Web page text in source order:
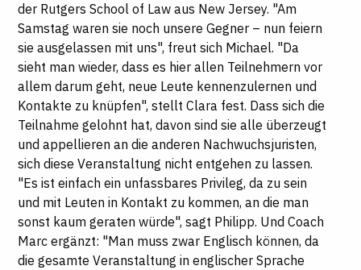
der Rutgers School of Law aus New Jersey. "Am
Samstag waren sie noch unsere Gegner – nun feiern
sie ausgelassen mit uns", freut sich Michael. "Da
sieht man wieder, dass es hier allen Teilnehmern vor
allem darum geht, neue Leute kennenzulernen und
Kontakte zu knüpfen", stellt Clara fest. Dass sich die
Teilnahme gelohnt hat, davon sind sie alle überzeugt
und appellieren an die anderen Nachwuchsjuristen,
sich diese Veranstaltung nicht entgehen zu lassen.
"Es ist einfach ein unfassbares Privileg, da zu sein
und mit Leuten in Kontakt zu kommen, an die man
sonst kaum geraten würde", sagt Philipp. Und Coach
Marc ergänzt: "Man muss zwar Englisch können, da
die gesamte Veranstaltung in englischer Sprache